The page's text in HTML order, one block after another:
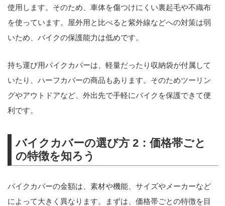
使用します。そのため、車体を傷つけにくい裏起毛や不織布
を使っています。屋外用と比べると紫外線などへの対策は弱
いため、バイクの保護能力は低めです。
持ち運び用バイクカバーは、軽量だったり収納袋が付属して
いたり、ハーフカバーの商品もあります。そのためツーリン
グやアウトドアなど、外出先で手軽にバイクを保護できて便
利です。
バイクカバーの選び方 2：価格帯ごと
の特徴を知ろう
バイクカバーの金額は、素材や機能、サイズやメーカーなど
によって大きく異なります。まずは、価格帯ごとの特徴を目